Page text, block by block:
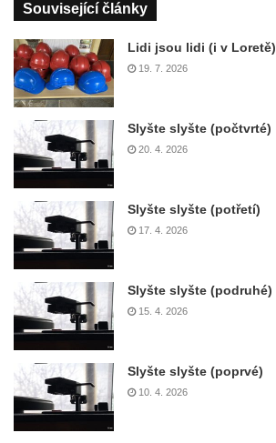
Související články
Lidi jsou lidi (i v Loretě)
19. 7. 2026
Slyšte slyšte (počtvrté)
20. 4. 2026
Slyšte slyšte (potřetí)
17. 4. 2026
Slyšte slyšte (podruhé)
15. 4. 2026
Slyšte slyšte (poprvé)
10. 4. 2026